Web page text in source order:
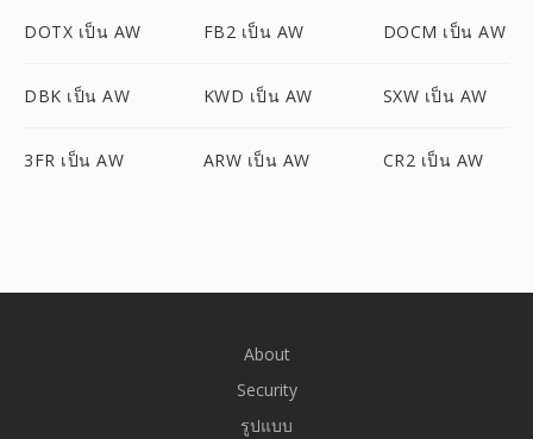
DOTX เป็น AW FB2 เป็น AW DOCM เป็น AW
DBK เป็น AW KWD เป็น AW SXW เป็น AW
3FR เป็น AW ARW เป็น AW CR2 เป็น AW
About
Security
รูปแบบ